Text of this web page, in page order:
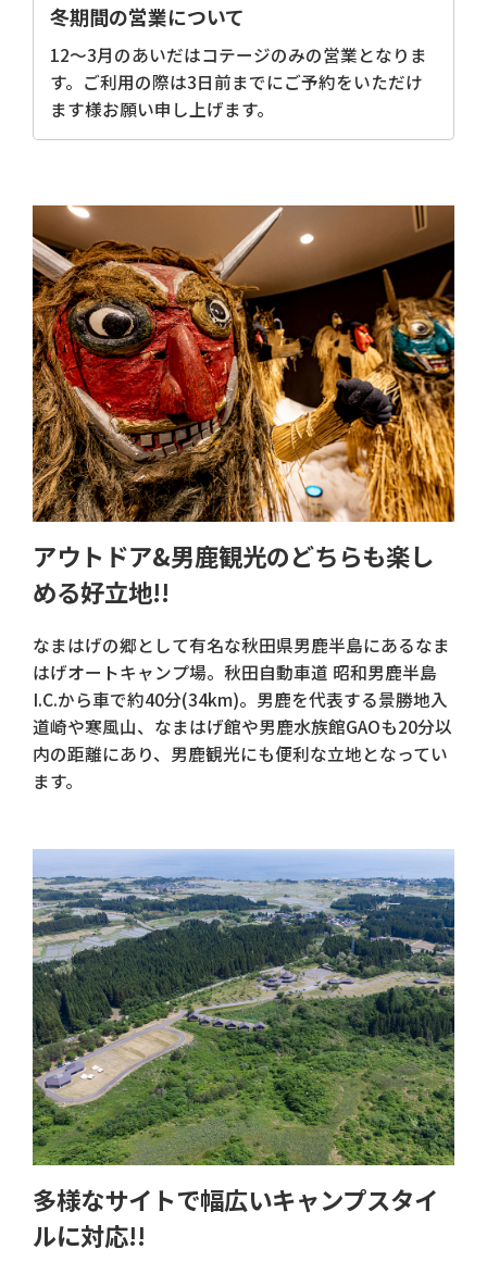
冬期間の営業について
12～3月のあいだはコテージのみの営業となりま
す。ご利用の際は3日前までにご予約をいただけ
ます様お願い申し上げます。
アウトドア&男鹿観光のどちらも楽し
める好立地!!
なまはげの郷として有名な秋田県男鹿半島にあるなま
はげオートキャンプ場。秋田自動車道 昭和男鹿半島
I.C.から車で約40分(34km)。男鹿を代表する景勝地入
道崎や寒風山、なまはげ館や男鹿水族館GAOも20分以
内の距離にあり、男鹿観光にも便利な立地となってい
ます。
多様なサイトで幅広いキャンプスタイ
ルに対応!!